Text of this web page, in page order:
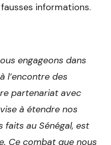
informations.
engageons dans
l’encontre des
partenariat avec
à étendre nos
au Sénégal, est
Ce combat que nous